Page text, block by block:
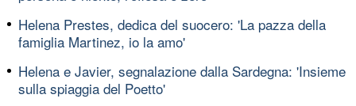
Helena Prestes, dedica del suocero: 'La pazza della
famiglia Martinez, io la amo'
Helena e Javier, segnalazione dalla Sardegna: 'Insieme
sulla spiaggia del Poetto'